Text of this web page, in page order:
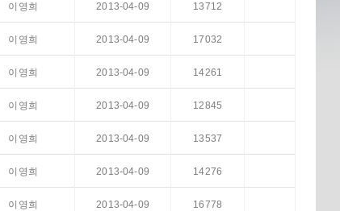
이영희 2013-04-09 13712
이영희 2013-04-09 17032
이영희 2013-04-09 14261
이영희 2013-04-09 12845
이영희 2013-04-09 13537
이영희 2013-04-09 14276
이영희 2013-04-09 16778